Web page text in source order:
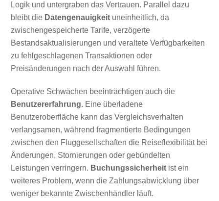
Logik und untergraben das Vertrauen. Parallel dazu
bleibt die Datengenauigkeit uneinheitlich, da
zwischengespeicherte Tarife, verzögerte
Bestandsaktualisierungen und veraltete Verfügbarkeiten
zu fehlgeschlagenen Transaktionen oder
Preisänderungen nach der Auswahl führen.
Operative Schwächen beeinträchtigen auch die
Benutzererfahrung. Eine überladene
Benutzeroberfläche kann das Vergleichsverhalten
verlangsamen, während fragmentierte Bedingungen
zwischen den Fluggesellschaften die Reiseflexibilität bei
Änderungen, Stornierungen oder gebündelten
Leistungen verringern. Buchungssicherheit ist ein
weiteres Problem, wenn die Zahlungsabwicklung über
weniger bekannte Zwischenhändler läuft.